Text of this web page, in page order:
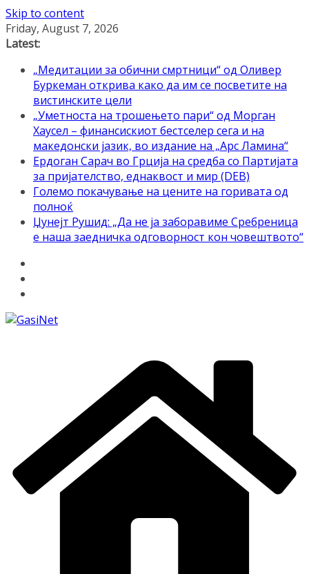
Skip to content
Friday, August 7, 2026
Latest:
„Медитации за обични смртници“ од Оливер
Буркеман открива како да им се посветите на
вистинските цели
„Уметноста на трошењето пари“ од Морган
Хаусел – финансискиот бестселер сега и на
македонски јазик, во издание на „Арс Ламина“
Ердоган Сарач во Грција на средба со Партијата
за пријателство, еднаквост и мир (DEB)
Големо покачување на цените на горивата од
полноќ
Џунејт Рушид: „Да не ја заборавиме Сребреница
е наша заедничка одговорност кон човештвото“